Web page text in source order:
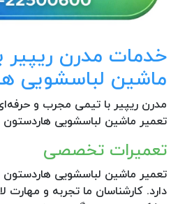
خدمات مدرن ریپیر
ماشین لباسشویی
مدرن ریپیر با تیمی مجرب و
تعمیر ماشین لباسشویی هاردستون
تعمیرات تخصصی
تعمیر ماشین لباسشویی
دارد. کارشناسان ما تجربه و مهارت